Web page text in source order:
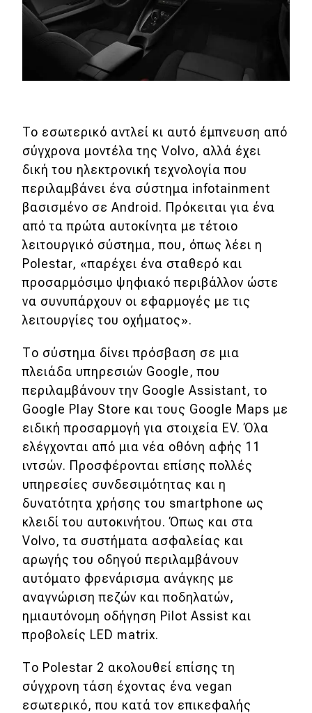
Νέα
Παρουσιάσεις
DRIVE Away
MOTO
Μεταχειρισμένο
Οδηγός αγοράς
Συμβουλές
Χρηστικά
Συμβουλές
ΚΤΕΟ
Οδική βοήθεια
eDRIVE
DRIVE USED
To εσωτερικό αντλεί κι αυτό έμπνευση από
σύγχρονα μοντέλα της Volvo, αλλά έχει
δική του ηλεκτρονική τεχνολογία που
περιλαμβάνει ένα σύστημα infotainment
βασισμένο σε Android. Πρόκειται για ένα
από τα πρώτα αυτοκίνητα με τέτοιο
λειτουργικό σύστημα, που, όπως λέει η
Polestar, «παρέχει ένα σταθερό και
προσαρμόσιμο ψηφιακό περιβάλλον ώστε
να συνυπάρχουν οι εφαρμογές με τις
λειτουργίες του οχήματος».
Το σύστημα δίνει πρόσβαση σε μια
πλειάδα υπηρεσιών Google, που
περιλαμβάνουν την Google Assistant, το
Google Play Store και τους Google Maps με
ειδική προσαρμογή για στοιχεία EV. Όλα
ελέγχονται από μια νέα οθόνη αφής 11
ιντσών. Προσφέρονται επίσης πολλές
υπηρεσίες συνδεσιμότητας και η
δυνατότητα χρήσης του smartphone ως
κλειδί του αυτοκινήτου. Όπως και στα
Volvo, τα συστήματα ασφαλείας και
αρωγής του οδηγού περιλαμβάνουν
αυτόματο φρενάρισμα ανάγκης με
αναγνώριση πεζών και ποδηλατών,
ημιαυτόνομη οδήγηση Pilot Assist και
προβολείς LED matrix.
Το Polestar 2 ακολουθεί επίσης τη
σύγχρονη τάση έχοντας ένα vegan
εσωτερικό, που κατά τον επικεφαλής